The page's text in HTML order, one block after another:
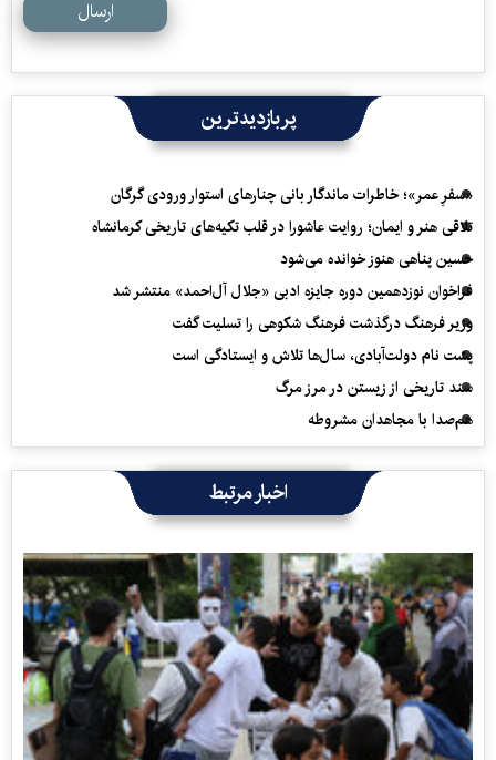
ارسال
پربازدیدترین
«سفرِ عمر»؛ خاطرات ماندگار بانی چنارهای استوار ورودی گرگان
تلاقی هنر و ایمان؛ روایت عاشورا در قلب تکیه‌های تاریخی کرمانشاه
حسین پناهی هنوز خوانده می‌شود
فراخوان نوزدهمین دوره جایزه ادبی «جلال آل‌احمد» منتشر شد
وزیر فرهنگ درگذشت فرهنگ شکوهی را تسلیت گفت
پشت نام دولت‌آبادی، سال‌ها تلاش و ایستادگی است
سند تاریخی از زیستن در مرز مرگ
هم‌صدا با مجاهدان مشروطه
اخبار مرتبط